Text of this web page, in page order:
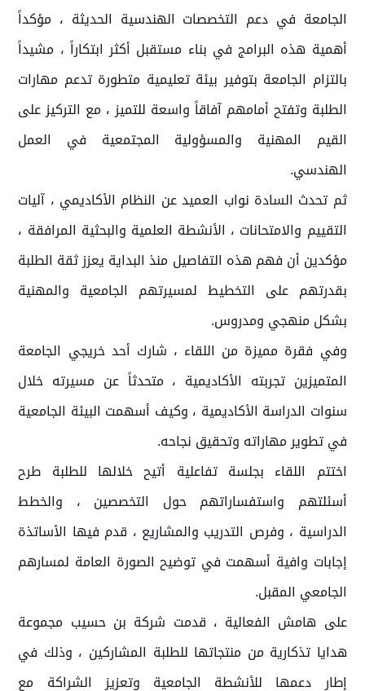
الجامعة في دعم التخصصات الهندسية الحديثة ، مؤكداً
أهمية هذه البرامج في بناء مستقبل أكثر ابتكاراً ، مشيداً
بالتزام الجامعة بتوفير بيئة تعليمية متطورة تدعم مهارات
الطلبة وتفتح أمامهم آفاقاً واسعة للتميز ، مع التركيز على
القيم المهنية والمسؤولية المجتمعية في العمل
الهندسي.
ثم تحدث السادة نواب العميد عن النظام الأكاديمي ، آليات
التقييم والامتحانات ، الأنشطة العلمية والبحثية المرافقة ،
مؤكدين أن فهم هذه التفاصيل منذ البداية يعزز ثقة الطلبة
بقدرتهم على التخطيط لمسيرتهم الجامعية والمهنية
بشكل منهجي ومدروس.
وفي فقرة مميزة من اللقاء ، شارك أحد خريجي الجامعة
المتميزين تجربته الأكاديمية ، متحدثاً عن مسيرته خلال
سنوات الدراسة الأكاديمية ، وكيف أسهمت البيئة الجامعية
في تطوير مهاراته وتحقيق نجاحه.
اختتم اللقاء بجلسة تفاعلية أتيح خلالها للطلبة طرح
أسئلتهم واستفساراتهم حول التخصصين ، والخطط
الدراسية ، وفرص التدريب والمشاريع ، قدم فيها الأساتذة
إجابات وافية أسهمت في توضيح الصورة العامة لمسارهم
الجامعي المقبل.
على هامش الفعالية ، قدمت شركة بن حسيب مجموعة
هدايا تذكارية من منتجاتها للطلبة المشاركين ، وذلك في
إطار دعمها للأنشطة الجامعية وتعزيز الشراكة مع